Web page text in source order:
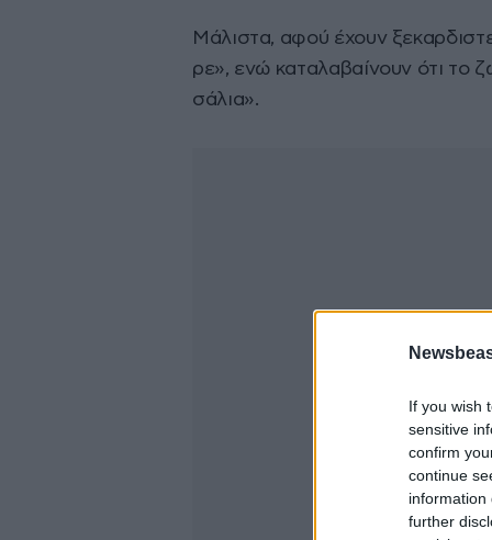
If you wish
sensitive
confirm
continue
information
further
Μάλιστα, αφού έχουν
ρε», ενώ καταλαβαίνουν ότι το
σάλια».